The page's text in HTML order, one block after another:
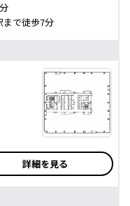
まで徒歩7分
詳細を見る